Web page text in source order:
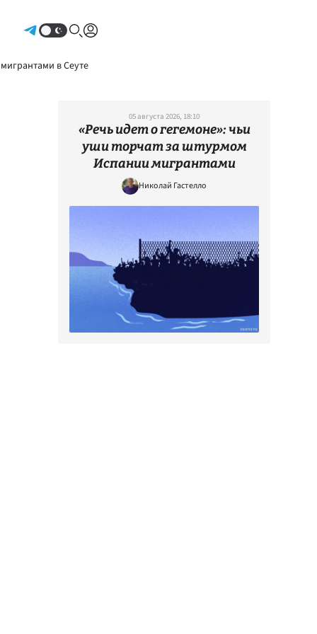
в Сеуте
05 августа 2026, 18:10
«Речь идет о гегемоне»: чьи
уши торчат за штурмом
Испании мигрантами
Николай Гастелло